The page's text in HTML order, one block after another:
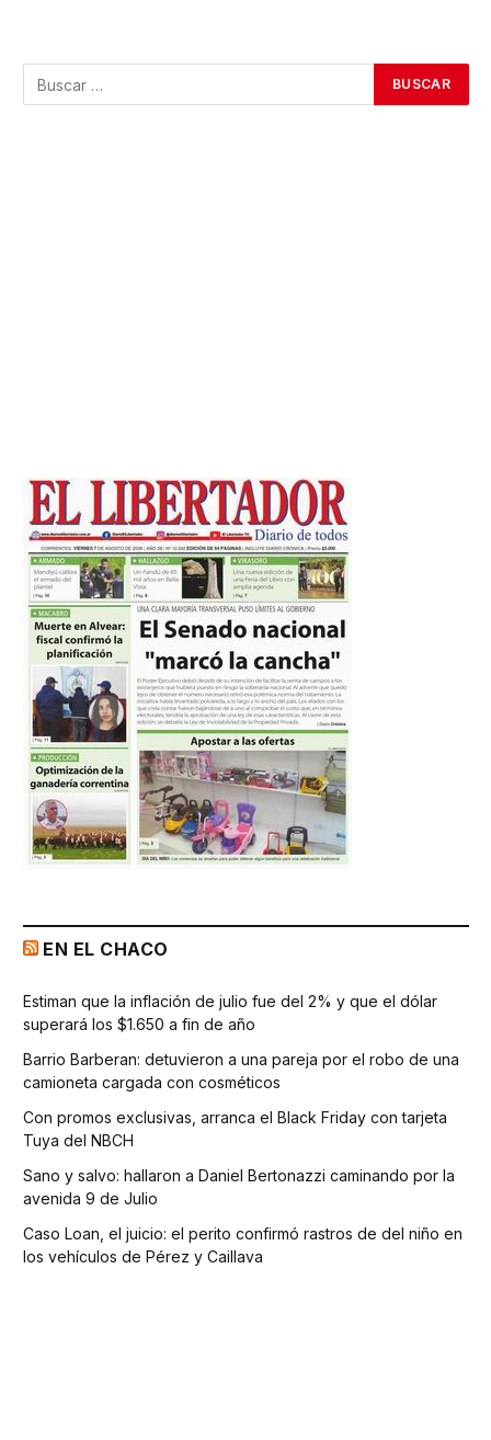
EN EL CHACO
Estiman que la inflación de julio fue del 2% y que el dólar
superará los $1.650 a fin de año
Barrio Barberan: detuvieron a una pareja por el robo de una
camioneta cargada con cosméticos
Con promos exclusivas, arranca el Black Friday con tarjeta
Tuya del NBCH
Sano y salvo: hallaron a Daniel Bertonazzi caminando por la
avenida 9 de Julio
Caso Loan, el juicio: el perito confirmó rastros de del niño en
los vehículos de Pérez y Caillava